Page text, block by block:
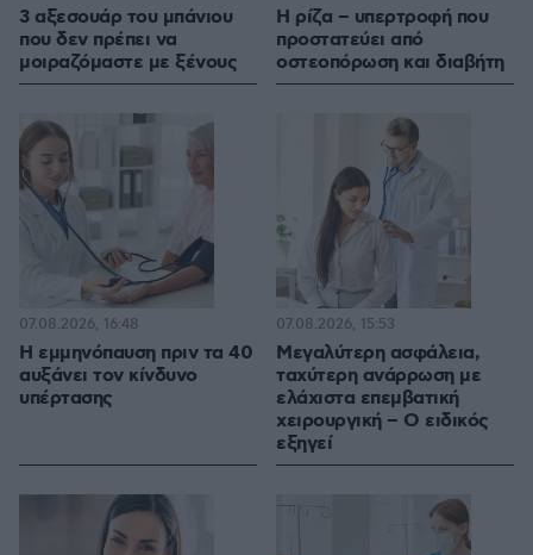
3 αξεσουάρ του μπάνιου
που δεν πρέπει να
μοιραζόμαστε με ξένους
Η ρίζα – υπερτροφή που
προστατεύει από
οστεοπόρωση και διαβήτη
Η εμμηνόπαυση πριν τα 40
αυξάνει τον κίνδυνο
υπέρτασης
07.08.2026, 16:48
Μεγαλύτερη ασφάλεια,
ταχύτερη ανάρρωση με
ελάχιστα επεμβατική
χειρουργική – Ο ειδικός
εξηγεί
07.08.2026, 15:53